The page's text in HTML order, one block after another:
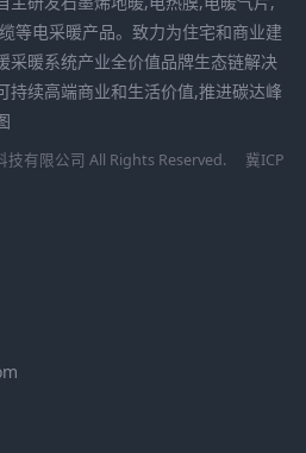
等电采暖产品。致力为住宅和商业建
采暖系统产业全价值品牌生态链解决
持续高端商业和生活价值,推进碳达峰
有限公司 All Rights Reserved.
冀ICP